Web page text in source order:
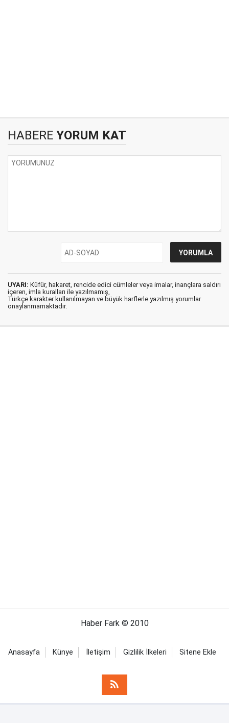
HABERE YORUM KAT
UYARI: Küfür, hakaret, rencide edici cümleler veya imalar, inançlara saldırı
içeren, imla kuralları ile yazılmamış,
Türkçe karakter kullanılmayan ve büyük harflerle yazılmış yorumlar
onaylanmamaktadır.
Haber Fark © 2010
Anasayfa Künye İletişim Gizlilik İlkeleri Sitene Ekle